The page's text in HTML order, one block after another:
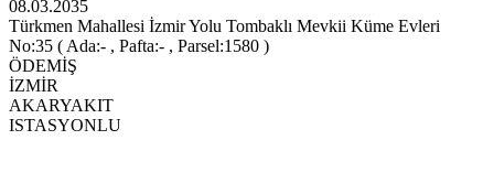
08.03.2035
Türkmen Mahallesi İzmir Yolu Tombaklı Mevkii Küme Evleri
No:35 ( Ada:- , Pafta:- , Parsel:1580 )
ÖDEMİŞ
İZMİR
AKARYAKIT
ISTASYONLU